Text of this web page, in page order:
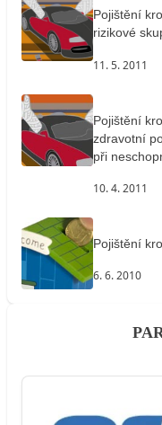
Pojištění
rizikové
11. 5. 2011
Pojištění
zdravotní
při
10. 4. 2011
Pojištění
6. 6. 2010